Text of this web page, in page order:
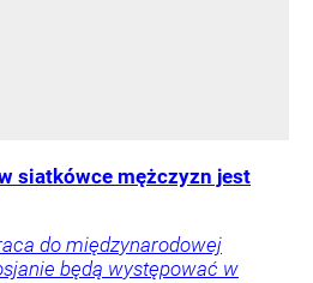
siatkówce mężczyzn jest
do międzynarodowej
będą występować w